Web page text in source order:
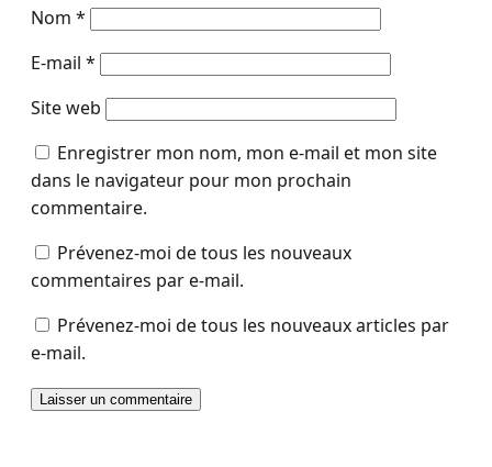
Nom *
E-mail *
Site web
Enregistrer mon nom, mon e-mail et mon site
dans le navigateur pour mon prochain
commentaire.
Prévenez-moi de tous les nouveaux
commentaires par e-mail.
Prévenez-moi de tous les nouveaux articles par
e-mail.